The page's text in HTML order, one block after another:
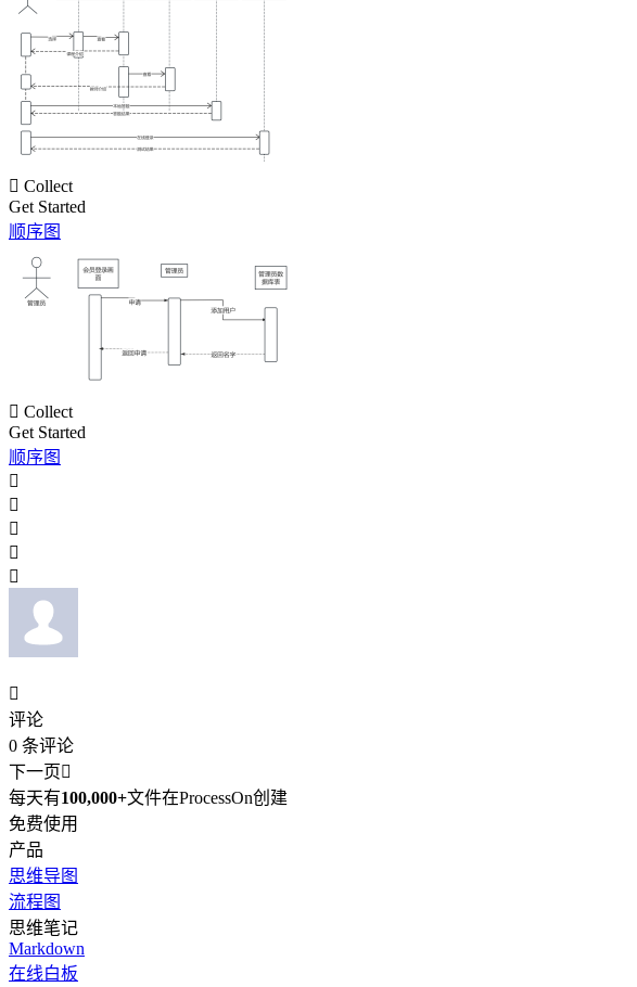
 Collect
Get Started
顺序图
 Collect
Get Started
顺序图






评论
0 条评论
下一页
每天有100,000+文件在ProcessOn创建
免费使用
产品
思维导图
流程图
思维笔记
Markdown
在线白板